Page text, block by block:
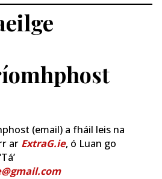
(email) a fháil leis na
ar ExtraG.ie, ó Luan go